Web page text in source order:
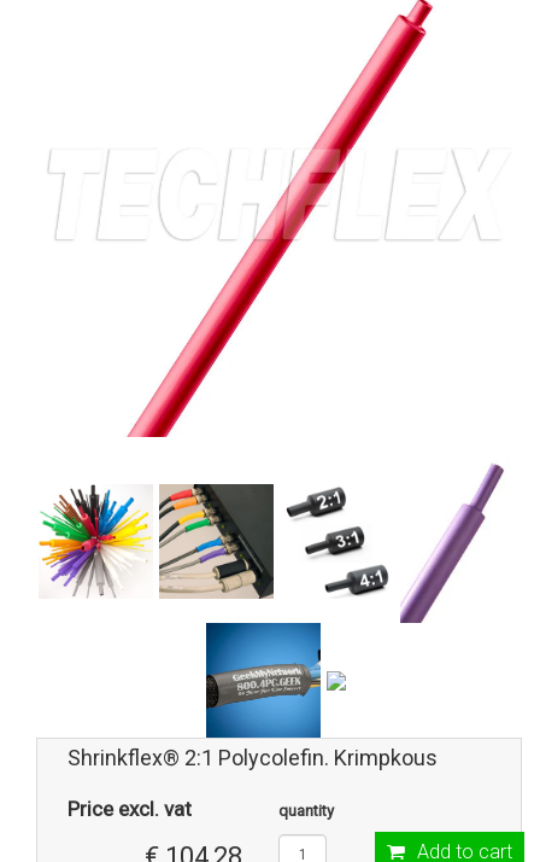
Shrinkflex® 2:1 Polycolefin. Krimpkous
Price excl. vat quantity
Add to cart